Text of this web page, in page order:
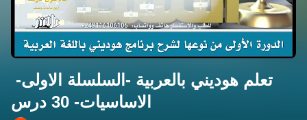
الاساسيات- 30 درس